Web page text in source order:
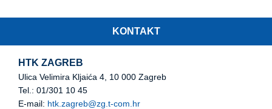
KONTAKT
HTK ZAGREB
Ulica Velimira Kljaića 4, 10 000 Zagreb
Tel.: 01/301 10 45
E-mail: htk.zagreb@zg.t-com.hr